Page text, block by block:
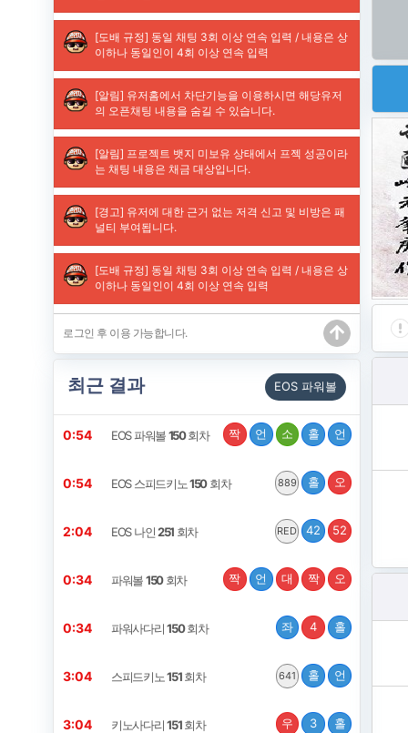
최근 결과 EOS 파워볼
0:54 EOS 파워볼150회차 짝 언 소 홀 언
0:54 EOS 스피드키노150회차 889 홀 오
2:04 EOS 나인251 회차 RED 42 52
0:34 파워볼150회차 짝 언 대 짝 오
0:34 파워사다리150회차 좌 4 홀
3:04 스피드키노151회차 641 홀 언
3:04 키노사다리151회차 우 3 홀